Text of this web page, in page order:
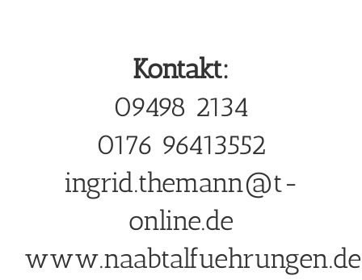
Kontakt:
09498 2134
0176 96413552
ingrid.themann@t-
online.de
www.naabtalfuehrungen.de